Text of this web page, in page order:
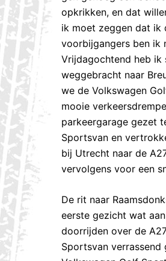
opkrikken, en dat
ik moet zeggen dat ik
voorbijgangers ben ik
Vrijdagochtend heb ik
weggebracht naar
we de Volkswagen
mooie
parkeergarage gezet
Sportsvan en
bij Utrecht naar de
vervolgens voor een
De rit naar
eerste gezicht wat
doorrijden over de
Sportsvan